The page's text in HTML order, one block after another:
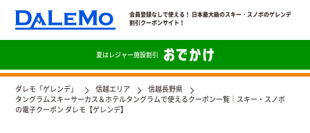
会員登録なしで使える！ 日本最大級のスキー・スノボのゲレンデ
割引クーポンサイト！
夏はレジャー施設割引
ダレモ「ゲレンデ」 信越エリア
信越長野県
タングラムスキーサーカス＆ホテルタングラムで使えるクーポン一覧｜スキー・スノボ
の電子クーポン ダレモ【ゲレンデ】